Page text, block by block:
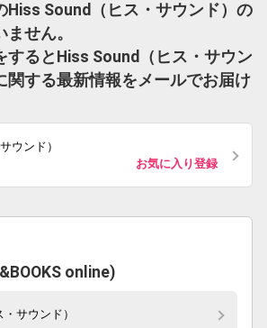
Hiss Sound（ヒス・サウンド）の
せん。
するとHiss Sound（ヒス・サウン
関する最新情報をメールでお届け
ウンド）
お気に入り登録
online)
サウンド）